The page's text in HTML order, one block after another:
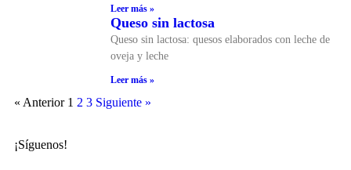
Leer más »
Queso sin lactosa
Queso sin lactosa: quesos elaborados con leche de
oveja y leche
Leer más »
« Anterior 1 2 3 Siguiente »
¡Síguenos!